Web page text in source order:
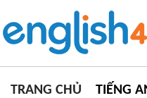
TRANG CHỦ TIẾNG